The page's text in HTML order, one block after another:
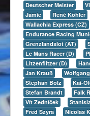
Deutscher Meister
Jamie
René Köhler
Wallachia Express (CZ)
Endurance Racing
Grenzlandslot (AT)
Le Mans Racer (D)
Litzenflitzer (D)
Jan Krauß
Stephan Bolz
Kai-
Stefan Brandt
Falk
Vít Zedníček
Fred Szyra
Nicolas